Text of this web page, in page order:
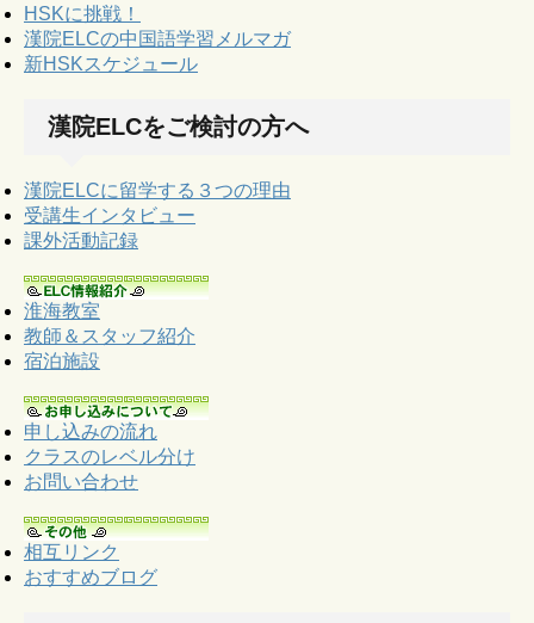
HSKに挑戦！
漢院ELCの中国語学習メルマガ
新HSKスケジュール
漢院ELCをご検討の方へ
漢院ELCに留学する３つの理由
受講生インタビュー
課外活動記録
淮海教室
教師＆スタッフ紹介
宿泊施設
申し込みの流れ
クラスのレベル分け
お問い合わせ
相互リンク
おすすめブログ